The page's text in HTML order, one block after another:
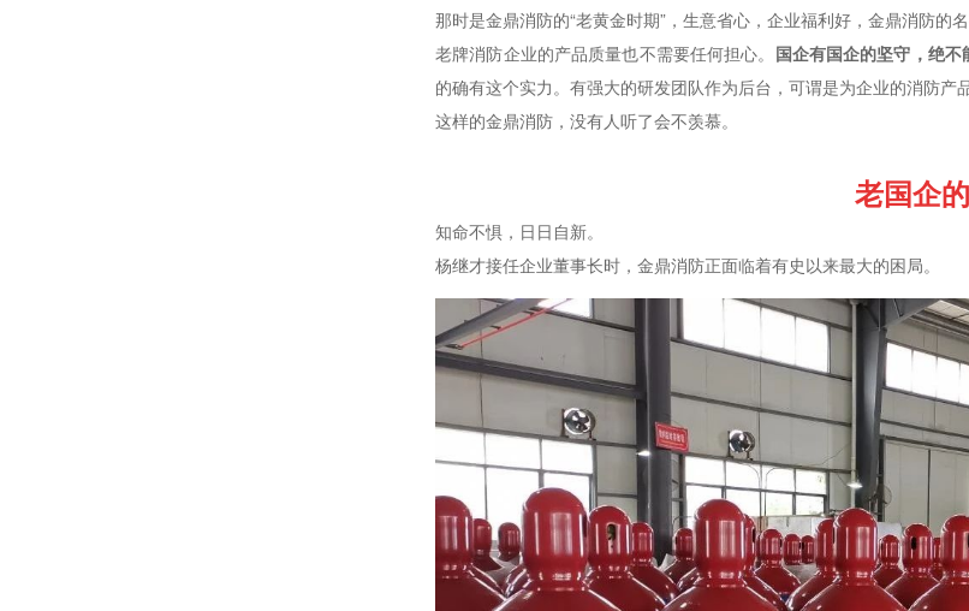
那时是金鼎消防的“老黄金时期”，生意省心，企业福利好，金鼎消防的
老牌消防企业的产品质量也不需要任何担心。 国企有国企的坚守，绝不
的确有这个实力。有强大的研发团队作为后台，可谓是为企业的消防产
这样的金鼎消防，没有人听了会不羡慕。
老国企
知命不惧，日日自新。
杨继才接任企业董事长时，金鼎消防正面临着有史以来最大的困局。